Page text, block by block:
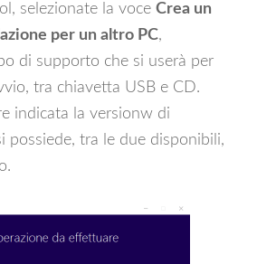
selezionate la voceCrea un
per un altro PC,
di supporto che si userà per
tra chiavetta USB e CD.
indicata la versionw di
possiede, tra le due disponibili,